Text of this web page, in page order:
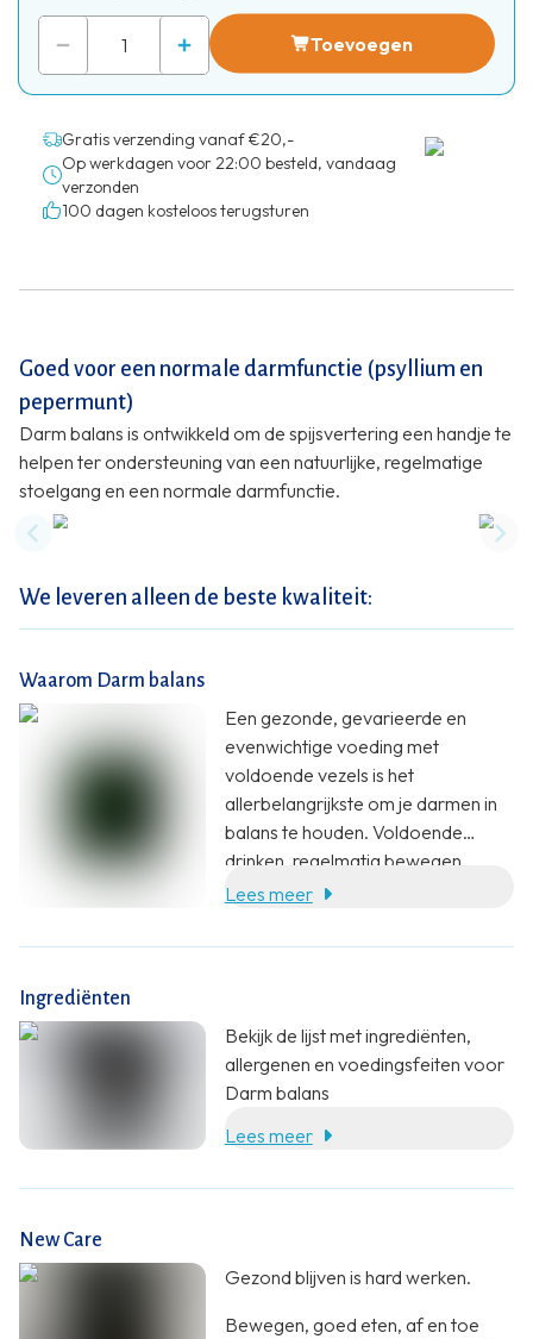
Toevoegen
Gratis verzending vanaf €20,-
Op werkdagen voor 22:00 besteld, vandaag
verzonden
100 dagen kosteloos terugsturen
Goed voor een normale darmfunctie (psyllium en
pepermunt)
Darm balans is ontwikkeld om de spijsvertering een handje te
helpen ter ondersteuning van een natuurlijke, regelmatige
stoelgang en een normale darmfunctie.
Previous slide
We leveren alleen de beste kwaliteit:
Waarom Darm balans
Een gezonde, gevarieerde en
evenwichtige voeding met
voldoende vezels is het
allerbelangrijkste om je darmen in
balans te houden. Voldoende
drinken, regelmatig bewegen,
voldoende ontspanning, een
leefstijl spelen natuurlijk ook een
Lees meer
Ingrediënten
Bekijk de lijst met ingrediënten,
allergenen en voedingsfeiten voor
Darm balans
Lees meer
New Care
Gezond blijven is hard werken.
Bewegen, goed eten, af en toe